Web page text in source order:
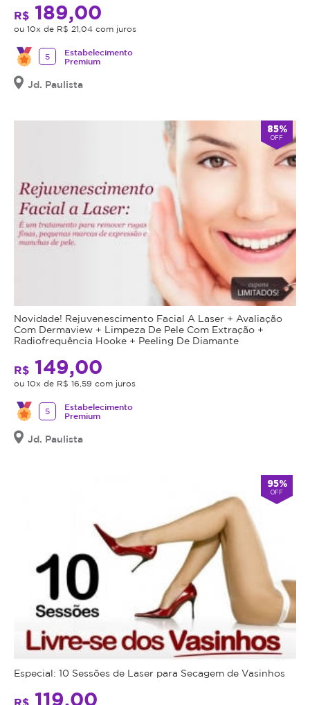
R$ 189,00
ou 10x de R$ 21,04 com juros
5
Estabelecimento
Premium
Jd. Paulista
85%
OFF
Novidade! Rejuvenescimento Facial A Laser + Avaliação
Com Dermaview + Limpeza De Pele Com Extração +
Radiofrequência Hooke + Peeling De Diamante
R$ 149,00
ou 10x de R$ 16,59 com juros
5
Estabelecimento
Premium
Jd. Paulista
95%
OFF
Especial: 10 Sessões de Laser para Secagem de Vasinhos
R$ 119,00